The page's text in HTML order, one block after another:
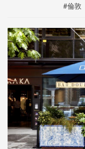
#倫敦